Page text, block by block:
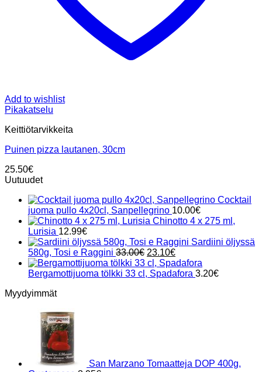
Add to wishlist
Pikakatselu
Keittiötarvikkeita
Puinen pizza lautanen, 30cm
25.50€
Uutuudet
Cocktail
juoma pullo 4x20cl, Sanpellegrino 10.00€
Chinotto 4 x 275 ml,
Lurisia 12.99€
Sardiini öljyssä
580g, Tosi e Raggini 33.00€ Alkuperäinen
hinta
oli:
23.10€Nykyinen
hinta
on:
Bergamottijuoma tölkki 33 cl, Spadafora 3.20€
Myydyimmät
San Marzano Tomaatteja DOP 400g,